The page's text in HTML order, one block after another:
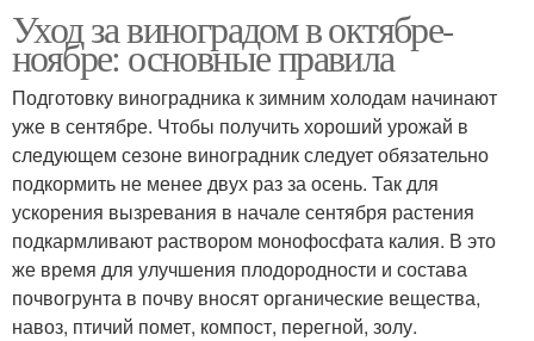
Уход за виноградом в октябре-
ноябре: основные правила
Подготовку виноградника к зимним холодам начинают
уже в сентябре. Чтобы получить хороший урожай в
следующем сезоне виноградник следует обязательно
подкормить не менее двух раз за осень. Так для
ускорения вызревания в начале сентября растения
подкармливают раствором монофосфата калия. В это
же время для улучшения плодородности и состава
почвогрунта в почву вносят органические вещества,
навоз, птичий помет, компост, перегной, золу.